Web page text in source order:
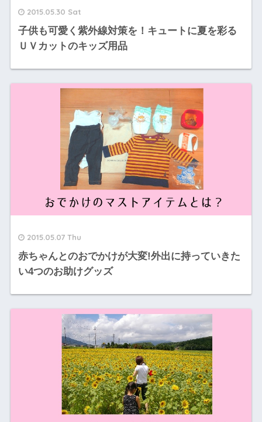
2015.05.30 Sat
子供も可愛く紫外線対策を！キュートに夏を彩る
ＵＶカットのキッズ用品
2015.05.07 Thu
赤ちゃんとのおでかけが大変!外出に持っていきた
い4つのお助けグッズ